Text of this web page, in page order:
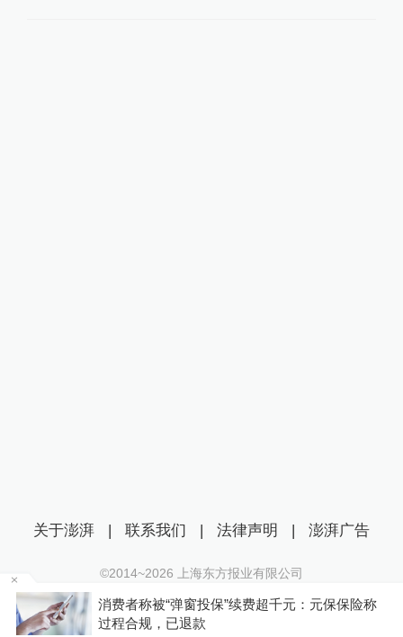
消费者称被“弹窗投保”续费超千元：元保保险称
过程合规，已退款
关于澎湃 | 联系我们 | 法律声明 | 澎湃广告
©2014~2026 上海东方报业有限公司
沪ICP证：沪B2-20170116 | 沪ICP备14003370号
互联网新闻信息服务许可证：31120170006